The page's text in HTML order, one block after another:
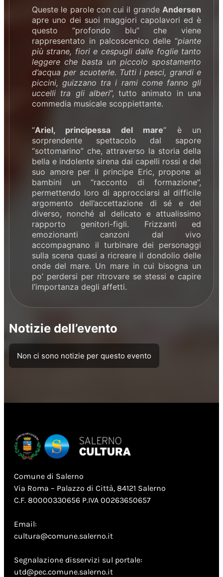
Queste le parole con cui il grande Andersen
apre uno dei suoi maggiori capolavori ed è
questo “profondo blu” che viene
rappresentato in palcoscenico delle “piante
più strane, fiori e cespugli dalle foglie tanto
leggere che basta un piccolo spostamento
d’acqua per scuoterle. Tutti i pesci, grandi e
piccini, guizzano tra i rami come fanno gli
uccelli tra gli alberi”, tutto animato in una
commedia musicale scoppiettante.
“Ariel, principessa del mare” è un
sorprendente spettacolo dal sapore
“sottomarino” che, attraverso la storia della
bella e indolente sirena dai capelli rossi e del
suo amore per il principe Eric, propone ai
bambini un “racconto di formazione”,
permettendo loro di approcciarsi al difficile
argomento dell’accettazione di sé e del
diverso, nonché al delicato e attualissimo
rapporto genitori-figli. Frizzanti ed
emozionanti canzoni dal vivo
accompagnano il turbinare dei personaggi
sulla scena quasi a ricreare il dondolio delle
onde del mare. Un mare in cui bisogna un
po’ perdersi per ritrovare se stessi e capire
l’importanza degli affetti.
Notizie dell’evento
Non ci sono notizie per questo evento
Comune di Salerno
Via Roma – Palazzo di Città, 84121 Salerno
C.F. 80000330656 P.IVA 00263650657
Email:
cultura@comune.salerno.it
Segnalazione disservizi sul portale:
utd@pec.comune.salerno.it